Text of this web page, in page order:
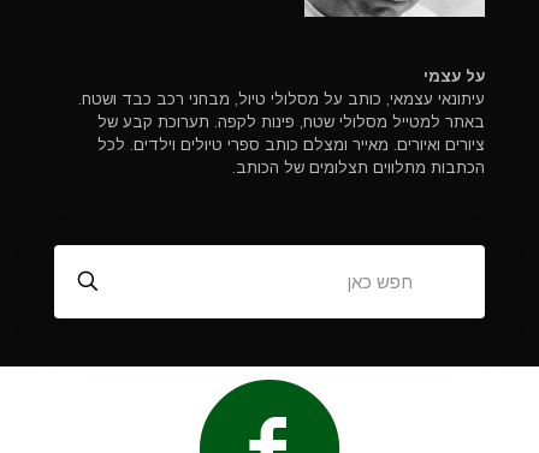
על עצמי
עיתונאי עצמאי, כותב על מסלולי טיול, מבחני רכב כבד ושטח.
באתר למטייל מסלולי שטח, פינות לקפה. תערוכת קבע של
ציורים ואיורים. מאייר ומצלם כותב ספרי טיולים וילדים. לכל
הכתבות מתלווים תצלומים של הכותב.